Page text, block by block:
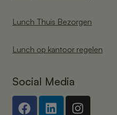
Lunch Thuis Bezorgen
Lunch op kantoor regelen
Social Media